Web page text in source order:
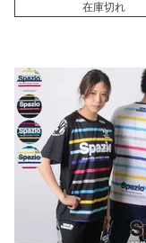
在庫切れ